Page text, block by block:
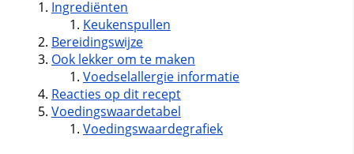
Ingrediënten
Keukenspullen
Bereidingswijze
Ook lekker om te maken
Voedselallergie informatie
Reacties op dit recept
Voedingswaardetabel
Voedingswaardegrafiek